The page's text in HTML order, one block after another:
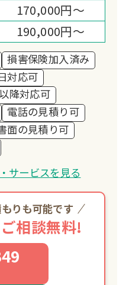
170,000円～
190,000円～
損害保険加入済み
対応可
降対応可
電話の見積り可
面の見積り可
サービスを見る
りも可能です
相談無料!